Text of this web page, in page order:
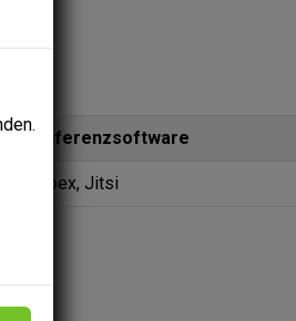
Konferenzsoftware
Webex, Jitsi